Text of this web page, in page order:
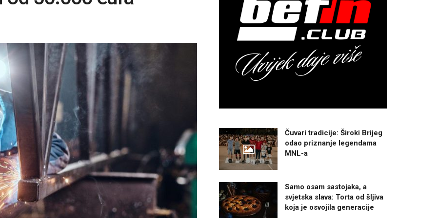
Čuvari tradicije: Široki Brijeg
odao priznanje legendama
MNL-a
Samo osam sastojaka, a
svjetska slava: Torta od šljiva
koja je osvojila generacije